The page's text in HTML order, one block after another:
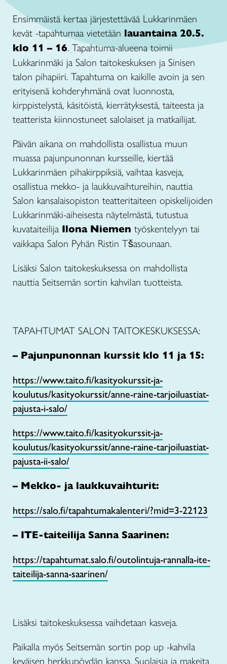
Ensimmäistä kertaa järjestettävää Lukkarinmäen
kevät -tapahtumaa vietetään lauantaina 20.5.
klo 11 – 16. Tapahtuma-alueena toimii
Lukkarinmäki ja Salon taitokeskuksen ja Sinisen
talon pihapiiri. Tapahtuma on kaikille avoin ja sen
erityisenä kohderyhmänä ovat luonnosta,
kirppistelystä, käsitöistä, kierrätyksestä, taiteesta ja
teatterista kiinnostuneet salolaiset ja matkailijat.
Päivän aikana on mahdollista osallistua muun
muassa pajunpunonnan kursseille, kiertää
Lukkarinmäen pihakirppiksiä, vaihtaa kasveja,
osallistua mekko- ja laukkuvaihtureihin, nauttia
Salon kansalaisopiston teatteritaiteen opiskelijoiden
Lukkarinmäki-aiheisesta näytelmästä, tutustua
kuvataiteilija Ilona Niemen työskentelyyn tai
vaikkapa Salon Pyhän Ristin Tšasounaan.
Lisäksi Salon taitokeskuksessa on mahdollista
nauttia Seitsemän sortin kahvilan tuotteista.
TAPAHTUMAT SALON TAITOKESKUKSESSA:
– Pajunpunonnan kurssit klo 11 ja 15:
https://www.taito.fi/kasityokurssit-ja-
koulutus/kasityokurssit/anne-raine-tarjoiluastiat-
pajusta-i-salo/
https://www.taito.fi/kasityokurssit-ja-
koulutus/kasityokurssit/anne-raine-tarjoiluastiat-
pajusta-ii-salo/
– Mekko- ja laukkuvaihturit:
https://salo.fi/tapahtumakalenteri/?mid=3-22123
– ITE-taiteilija Sanna Saarinen:
https://tapahtumat.salo.fi/outolintuja-rannalla-ite-
taiteilija-sanna-saarinen/
Lisäksi taitokeskuksessa vaihdetaan kasveja.
Paikalla myös Seitsemän sortin pop up -kahvila
keväisen herkkupöydän kanssa. Suolaisia ja makeita